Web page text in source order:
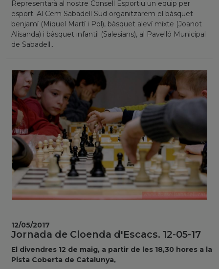
Representarà al nostre Consell Esportiu un equip per
esport. Al Cem Sabadell Sud organitzarem el bàsquet
benjamí (Miquel Martí i Pol), bàsquet aleví mixte (Joanot
Alisanda) i bàsquet infantil (Salesians), al Pavelló Municipal
de Sabadell...
Jornada de Cloenda d'Escacs. 12-05-17
El divendres 12 de maig, a partir de les 18,30 hores a la
Pista Coberta de Catalunya,
12/05/2017